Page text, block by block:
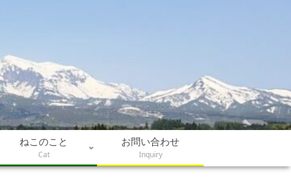
ねこのこと
Cat
お問い合わせ
Inquiry